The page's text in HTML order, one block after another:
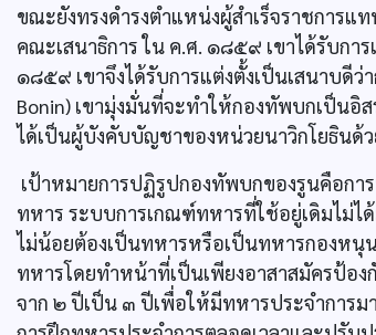
ขณะยังทรงดำรงตำแหน่งผู้สำเร็จราชการแ
คณะเสนาธิการ ใน ค.ศ. ๑๘๕๙ เขาได้รับก
๑๘๕๙ เขาจึงได้รับการแต่งตั้งเป็นเสนาบดี
Bonin) เขามุ่งมั่นที่จะทำให้กองทัพบกเป็นอิ
ได้เป็นผู้บังคับบัญชาของหน่วยนาวิกโยธินด้
เป้าหมายการปฏิรูปกองทัพบกของรูนคือกา
ทหาร ระบบการเกณฑ์ทหารที่ใช้อยู่เดิมไม่ไ
ไม่น้อยต้องเป็นทหารหรือเป็นทหารกองหนุ
ทหารโดยทำหน้าที่เป็นเพียงอาสาสมัครป้อ
จาก ๒ ปีเป็น ๓ ปีเพื่อให้มีทหารประจำการ